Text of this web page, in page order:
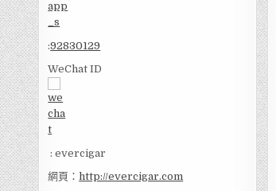
:92830129
WeChat ID
: evercigar
網頁：http://evercigar.com